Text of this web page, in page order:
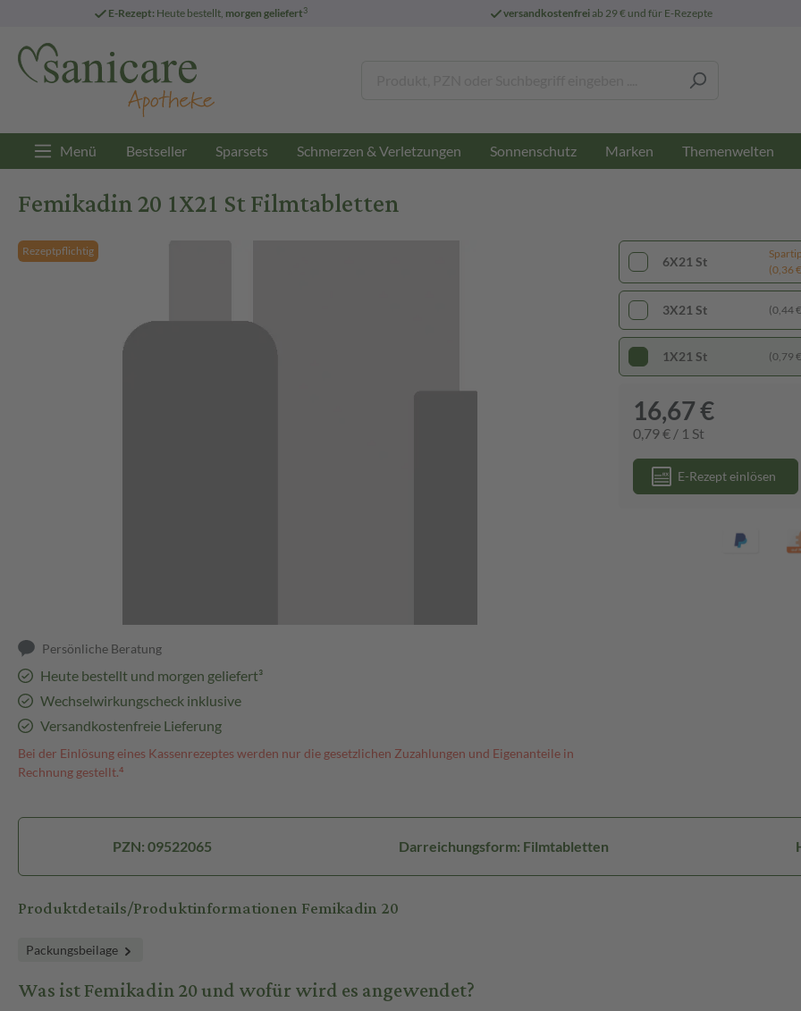
E-Rezept: Heute bestellt, morgen geliefert3 versandkostenfreiab 29 € und für E-Rezepte
Menü Bestseller Sparsets Schmerzen & Verletzungen Sonnenschutz Marken Themenwelten
Femikadin 20 1X21 St Filmtabletten
Rezeptpflichtig
Persönliche Beratung
Heute bestellt und morgen geliefert³
Wechselwirkungscheck inklusive
Versandkostenfreie Lieferung
Bei der Einlösung eines Kassenrezeptes werden nur die gesetzlichen Zuzahlungen und Eigenanteile in
Rechnung gestellt.⁴
6X21 St
(0,36
3X21 St (0,44
1X21 St (0,79
16,67 €
0,79 € / 1 St
E-Rezept einlösen
PZN: 09522065 Darreichungsform: Filmtabletten
Produktdetails/Produktinformationen Femikadin 20
Packungsbeilage
Was ist Femikadin 20 und wofür wird es angewendet?